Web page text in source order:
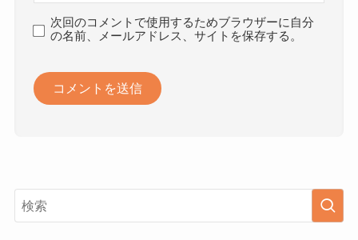
次回のコメントで使用するためブラウザーに自分
の名前、メールアドレス、サイトを保存する。